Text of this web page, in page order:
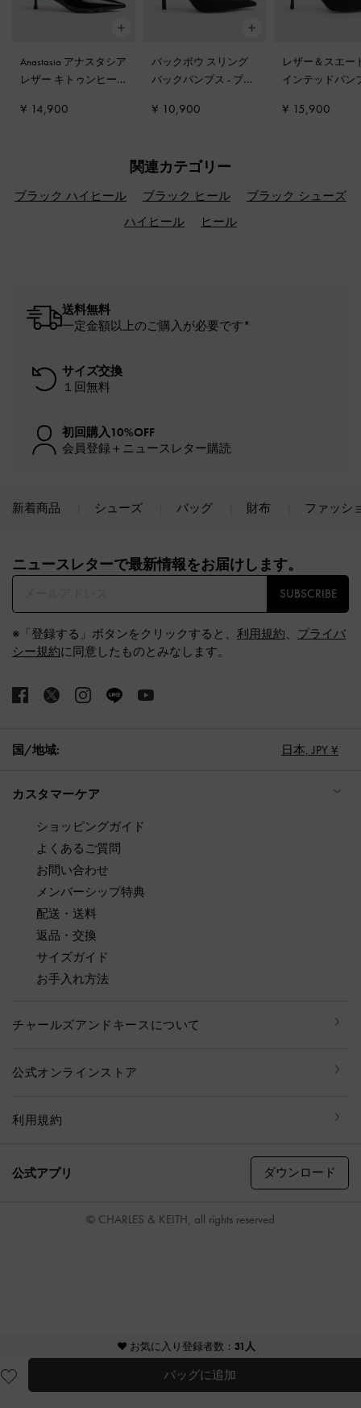
♥ お気に入り登録者数： 31人
バッグに追加
Anastasia アナスタシア
レザー キトゥンヒー
¥ 14,900
バックボウ スリング
バックパンプス - ブラ
¥ 10,900
レザー＆スエー
インテッドパン
¥ 15,900
関連カテゴリー
ブラック ハイヒール ブラック ヒール
ブラック シューズ
ハイヒール
ヒール
送料無料
一定金額以上のご購入が必要です*
サイズ交換
１回無料
初回購入10%OFF
会員登録＋ニュースレター購読
新着商品 シューズ バッグ 財布 ファッシ
ニュースレターで最新情報をお届けします。​
SUBSCRIBE
※「登録する」ボタンをクリックすると、 利用規約、 プライバ
シー規約に同意したものとみなします。
国/地域: 日本, JPY ¥
カスタマーケア
ショッピングガイド
よくあるご質問
お問い合わせ
メンバーシップ特典
配送・送料
返品・交換
サイズガイド
お手入れ方法
チャールズアンドキースについて
公式オンラインストア
利用規約
公式アプリ ダウンロード
© CHARLES & KEITH, all rights reserved